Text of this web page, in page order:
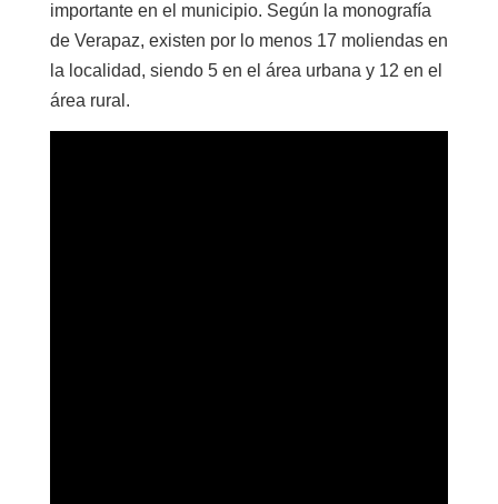
importante en el municipio. Según la monografía
de Verapaz, existen por lo menos 17 moliendas en
la localidad, siendo 5 en el área urbana y 12 en el
área rural.